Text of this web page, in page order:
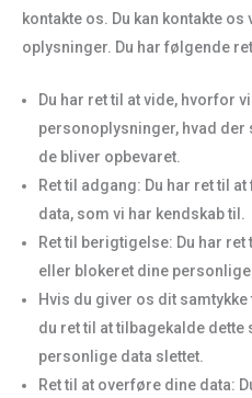
kontakte os. Du kan kontakte
oplysninger. Du har følgende
Du har ret til at vide, hvorfor
personoplysninger, hvad
de bliver opbevaret.
Ret til adgang: Du har ret til
data, som vi har kendskab til.
Ret til berigtigelse: Du har
eller blokeret dine
Hvis du giver os dit
du ret til at tilbagekalde dette
personlige data slettet.
Ret til at overføre dine data: